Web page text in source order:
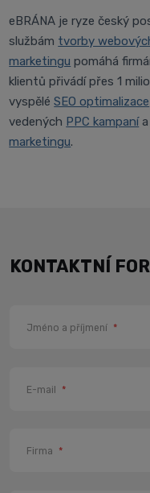
eBRÁNA je ryze český
službám tvorby
marketingu pomáhá
klientů přivádí přes 1
vyspěléSEO optimalizace
vedených PPC kampanía
marketingu.
KONTAKTNÍ
Jméno a příjmení *
E-mail *
Firma *